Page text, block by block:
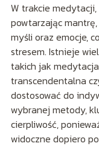
W trakcie
powtarzając
myśli oraz emocje,
stresem. Istnieje
takich jak
transcendentalna
dostosować do
wybranej metody,
cierpliwość,
widoczne dopiero